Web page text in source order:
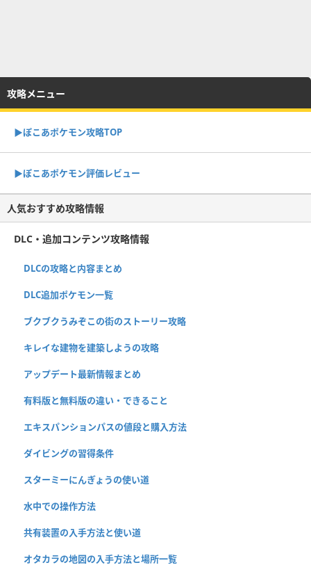
攻略メニュー
▶︎ぽこあポケモン攻略TOP
▶︎ぽこあポケモン評価レビュー
人気おすすめ攻略情報
DLC・追加コンテンツ攻略情報
DLCの攻略と内容まとめ
DLC追加ポケモン一覧
ブクブクうみぞこの街のストーリー攻略
キレイな建物を建築しようの攻略
アップデート最新情報まとめ
有料版と無料版の違い・できること
エキスパンションパスの値段と購入方法
ダイビングの習得条件
スターミーにんぎょうの使い道
水中での操作方法
共有装置の入手方法と使い道
オタカラの地図の入手方法と場所一覧